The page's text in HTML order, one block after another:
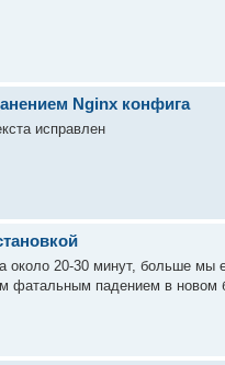
Nginx конфига
исправлен
около 20-30 минут, больше мы
фатальным падением в новом